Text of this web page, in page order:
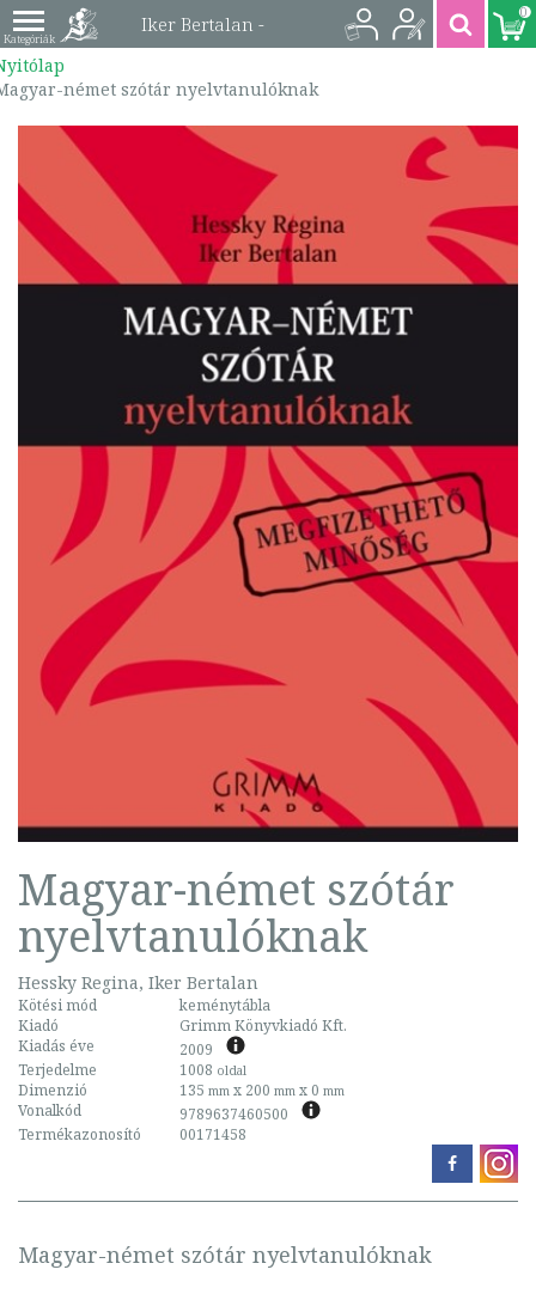
Iker Bertalan -
nyelvtanulóknak |
9789637460500
0
német szótár nyelvtanulóknak
Magyar-német szótár
nyelvtanulóknak
Hessky Regina, Iker Bertalan
Kötési mód
keménytábla
Kiadó
Grimm Könyvkiadó Kft.
Kiadás éve
2009
Terjedelme
1008 oldal
Dimenzió 135 mm x 200 mm x 0 mm
Vonalkód
9789637460500
Termékazonosító
00171458
Magyar-német szótár nyelvtanulóknak